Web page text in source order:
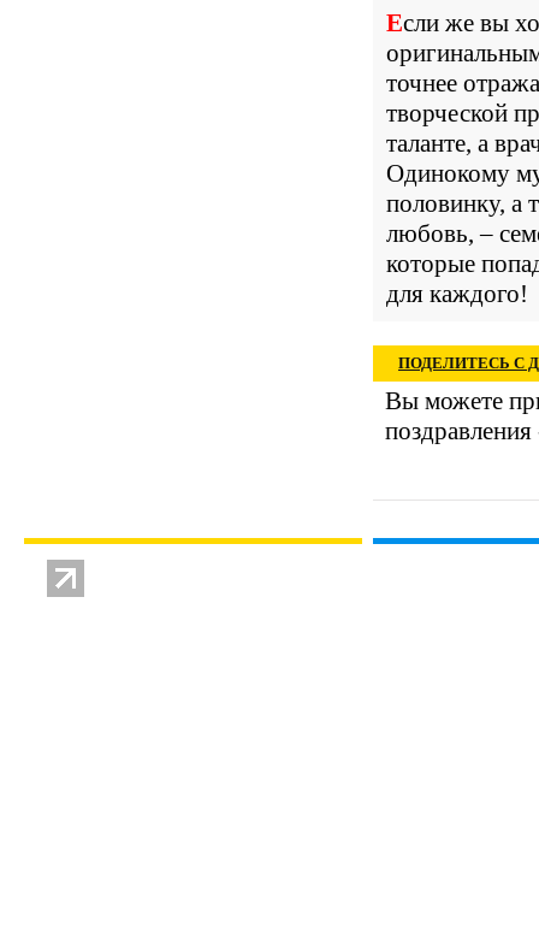
Если же вы хотите, чтобы ваше поздравление было более
точнее
творческой
таланте, а
Одинокому
половинку, а
любовь, –
которые
для каждого!
ПОДЕЛИТЕСЬ С
Вы можете